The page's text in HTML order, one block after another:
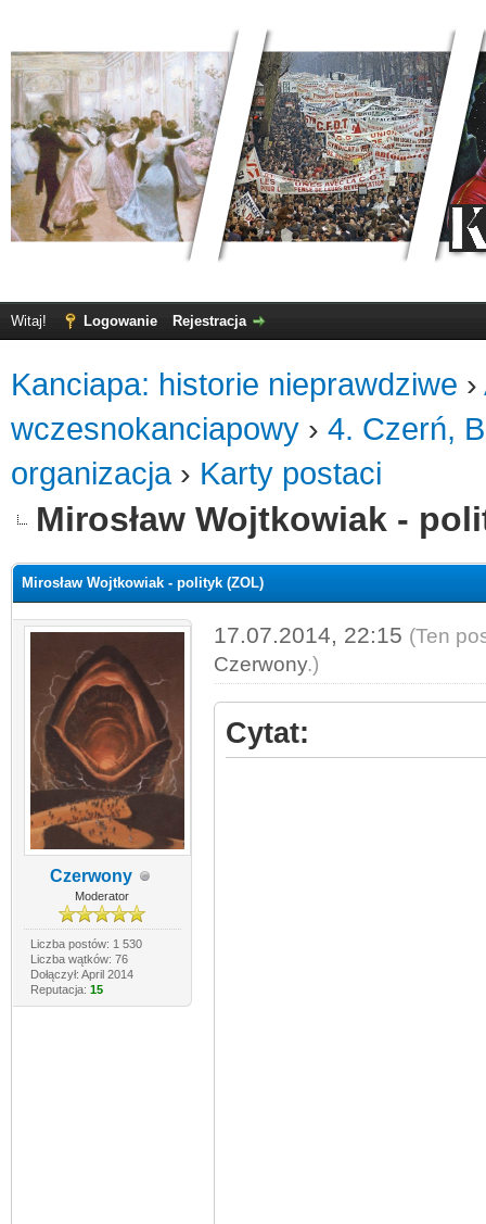
Witaj! Logowanie Rejestracja
Kanciapa: historie nieprawdziwe ›
wczesnokanciapowy › 4. Czerń,
organizacja› Karty postaci
Mirosław Wojtkowiak -
Mirosław Wojtkowiak - polityk (ZOL)
Czerwony
Moderator
Liczba postów: 1 530
Liczba wątków: 76
Dołączył: April 2014
Reputacja: 15
17.07.2014, 22:15 (Ten
Czerwony.)
Cytat: